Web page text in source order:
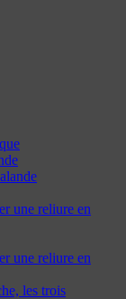
une reliure en
une reliure en
les trois